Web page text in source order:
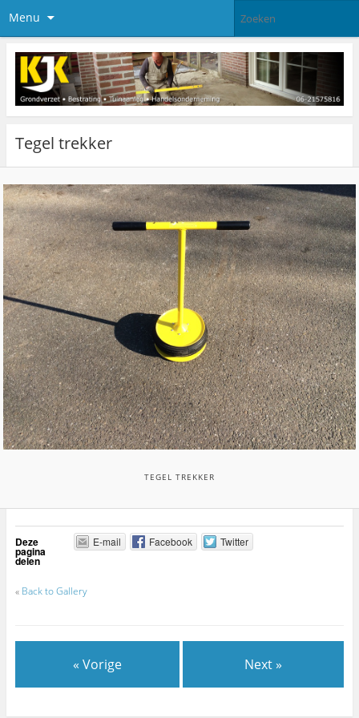
Menu
Tegel trekker
TEGEL TREKKER
Deze
pagina
delen
E-mail Facebook Twitter
« Back to Gallery
« Vorige Next »